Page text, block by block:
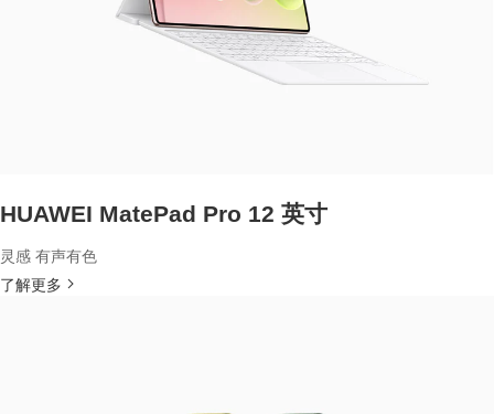
HUAWEI MatePad Pro 12 英寸
灵感 有声有色
了解更多